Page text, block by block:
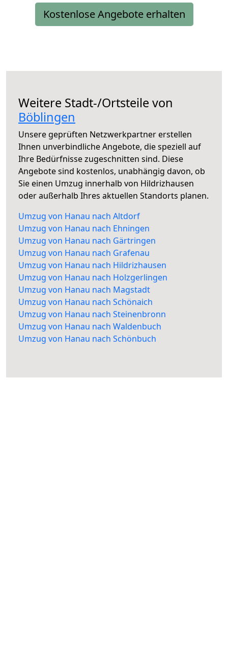
Kostenlose Angebote erhalten
Weitere Stadt-/Ortsteile von
Böblingen
Unsere geprüften Netzwerkpartner erstellen
Ihnen unverbindliche Angebote, die speziell auf
Ihre Bedürfnisse zugeschnitten sind. Diese
Angebote sind kostenlos, unabhängig davon, ob
Sie einen Umzug innerhalb von Hildrizhausen
oder außerhalb Ihres aktuellen Standorts planen.
Umzug von Hanau nach Altdorf
Umzug von Hanau nach Ehningen
Umzug von Hanau nach Gärtringen
Umzug von Hanau nach Grafenau
Umzug von Hanau nach Hildrizhausen
Umzug von Hanau nach Holzgerlingen
Umzug von Hanau nach Magstadt
Umzug von Hanau nach Schönaich
Umzug von Hanau nach Steinenbronn
Umzug von Hanau nach Waldenbuch
Umzug von Hanau nach Schönbuch